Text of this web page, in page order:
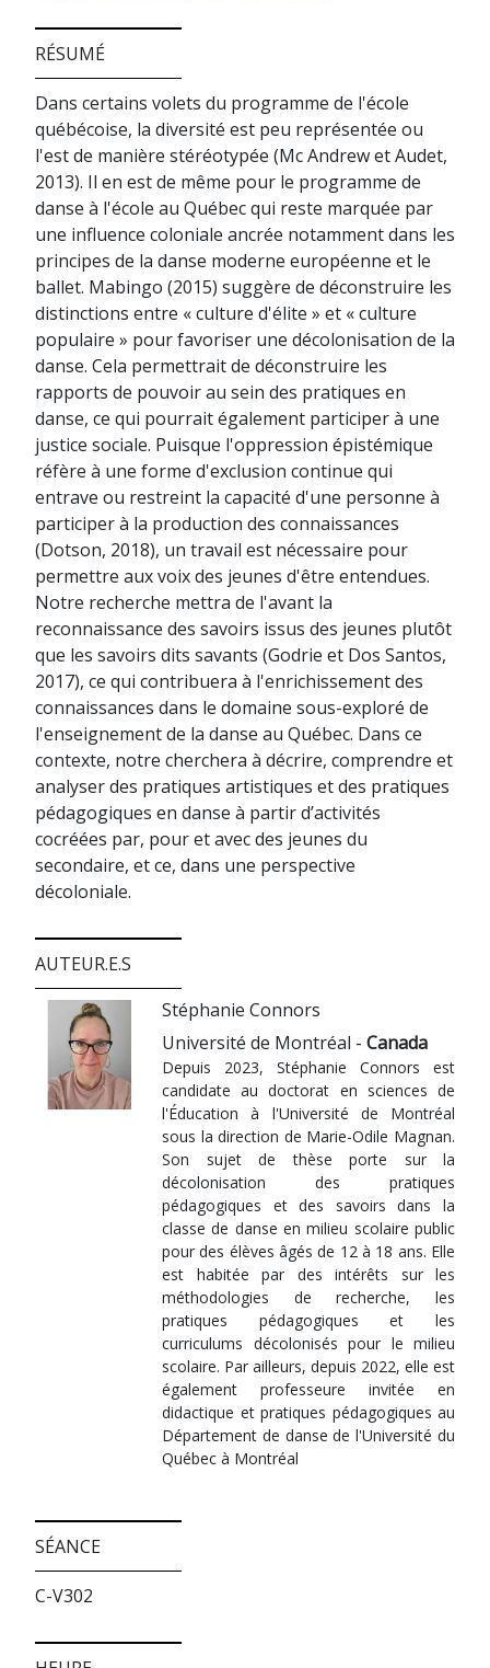
RÉSUMÉ
Dans certains volets du programme de l'école
québécoise, la diversité est peu représentée ou
l'est de manière stéréotypée (Mc Andrew et Audet,
2013). Il en est de même pour le programme de
danse à l'école au Québec qui reste marquée par
une influence coloniale ancrée notamment dans les
principes de la danse moderne européenne et le
ballet. Mabingo (2015) suggère de déconstruire les
distinctions entre « culture d'élite » et « culture
populaire » pour favoriser une décolonisation de la
danse. Cela permettrait de déconstruire les
rapports de pouvoir au sein des pratiques en
danse, ce qui pourrait également participer à une
justice sociale. Puisque l'oppression épistémique
réfère à une forme d'exclusion continue qui
entrave ou restreint la capacité d'une personne à
participer à la production des connaissances
(Dotson, 2018), un travail est nécessaire pour
permettre aux voix des jeunes d'être entendues.
Notre recherche mettra de l'avant la
reconnaissance des savoirs issus des jeunes plutôt
que les savoirs dits savants (Godrie et Dos Santos,
2017), ce qui contribuera à l'enrichissement des
connaissances dans le domaine sous-exploré de
l'enseignement de la danse au Québec. Dans ce
contexte, notre cherchera à décrire, comprendre et
analyser des pratiques artistiques et des pratiques
pédagogiques en danse à partir d’activités
cocréées par, pour et avec des jeunes du
secondaire, et ce, dans une perspective
décoloniale.
AUTEUR.E.S
Stéphanie Connors
Université de Montréal - Canada
Depuis 2023, Stéphanie Connors est
candidate au doctorat en sciences de
l'Éducation à l'Université de Montréal
sous la direction de Marie-Odile Magnan.
Son sujet de thèse porte sur la
décolonisation des pratiques
pédagogiques et des savoirs dans la
classe de danse en milieu scolaire public
pour des élèves âgés de 12 à 18 ans. Elle
est habitée par des intérêts sur les
méthodologies de recherche, les
pratiques pédagogiques et les
curriculums décolonisés pour le milieu
scolaire. Par ailleurs, depuis 2022, elle est
également professeure invitée en
didactique et pratiques pédagogiques au
Département de danse de l'Université du
Québec à Montréal
SÉANCE
C-V302